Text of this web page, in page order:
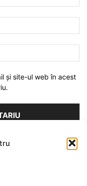
și site-ul web în acest
spamul.
Află cum